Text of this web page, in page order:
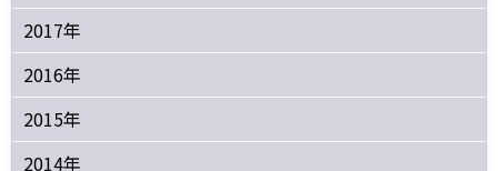
2017年
2016年
2015年
2014年